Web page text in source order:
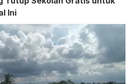
Ini